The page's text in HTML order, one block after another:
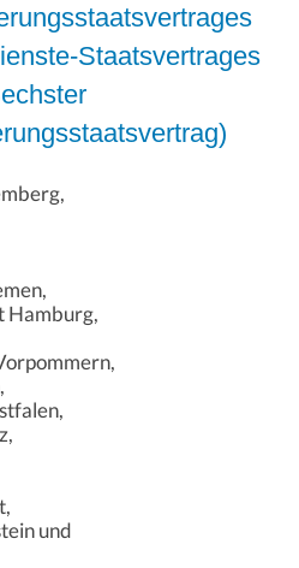
Staatsvertrages
Hamburg,
und